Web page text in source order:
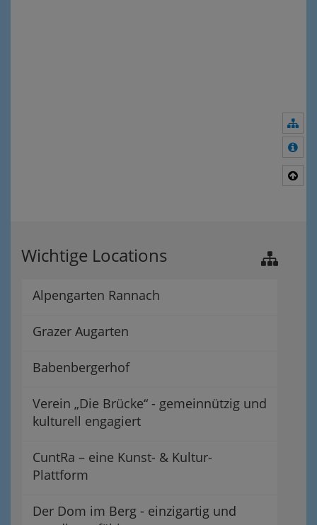
Wichtige Locations
Alpengarten Rannach
Grazer Augarten
Babenbergerhof
Verein „Die Brücke“ - gemeinnützig und
kulturell engagiert
CuntRa – eine Kunst- & Kultur-
Plattform
Der Dom im Berg - einzigartig und